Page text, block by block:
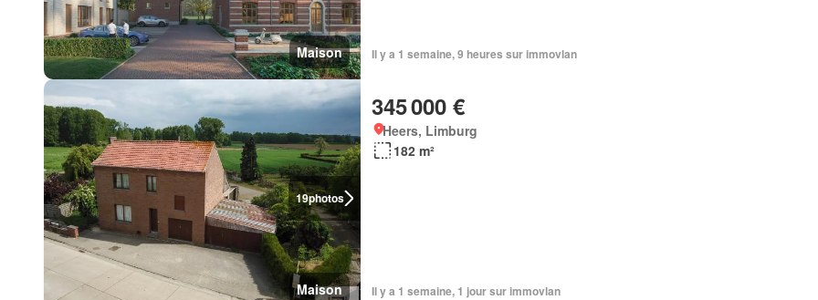
Maison Il y a 1 semaine, 9 heures sur immovlan
19photos
Maison
345 000 €
Heers, Limburg
182 m²
Il y a 1 semaine, 1 jour sur immovlan